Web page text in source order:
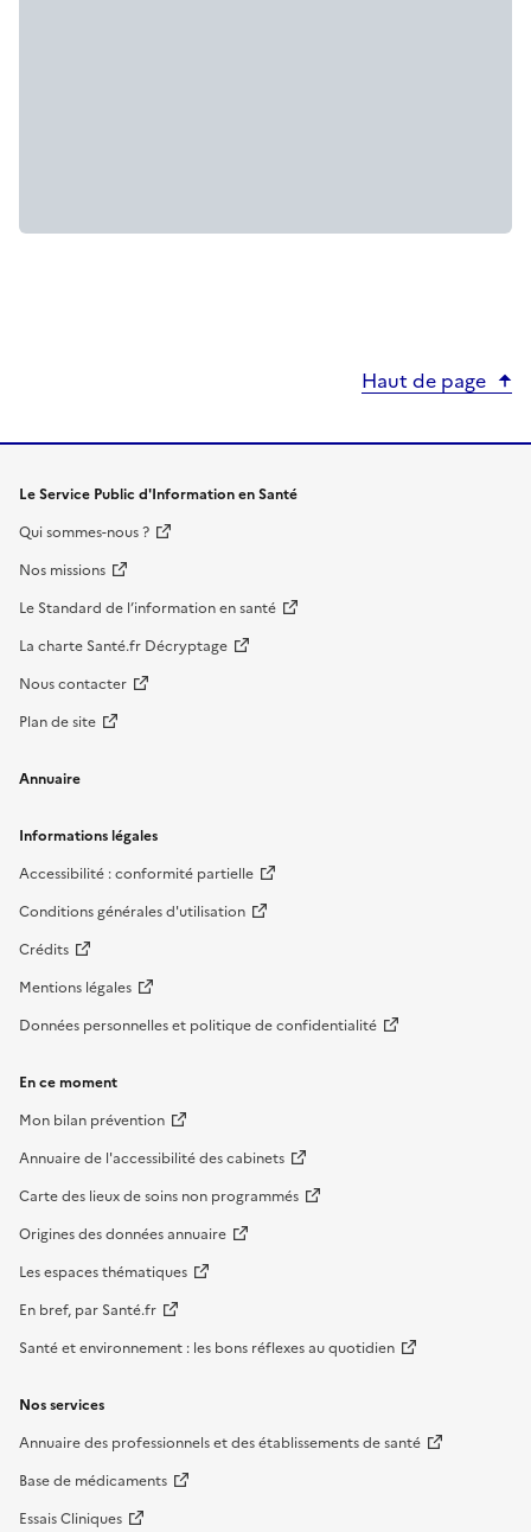
Haut de page
Le Service Public d'Information en Santé
Qui sommes-nous ?
Nos missions
Le Standard de l’information en santé
La charte Santé.fr Décryptage
Nous contacter
Plan de site
Annuaire
Informations légales
Accessibilité : conformité partielle
Conditions générales d'utilisation
Crédits
Mentions légales
Données personnelles et politique de confidentialité
En ce moment
Mon bilan prévention
Annuaire de l'accessibilité des cabinets
Carte des lieux de soins non programmés
Origines des données annuaire
Les espaces thématiques
En bref, par Santé.fr
Santé et environnement : les bons réflexes au quotidien
Nos services
Annuaire des professionnels et des établissements de santé
Base de médicaments
Essais Cliniques